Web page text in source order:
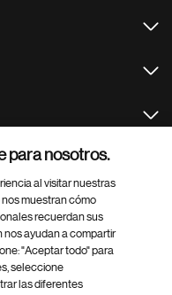
para nosotros.
al visitar nuestras
muestran cómo
recuerdan sus
nos ayudan a compartir
"Aceptar todo" para
seleccione
las diferentes